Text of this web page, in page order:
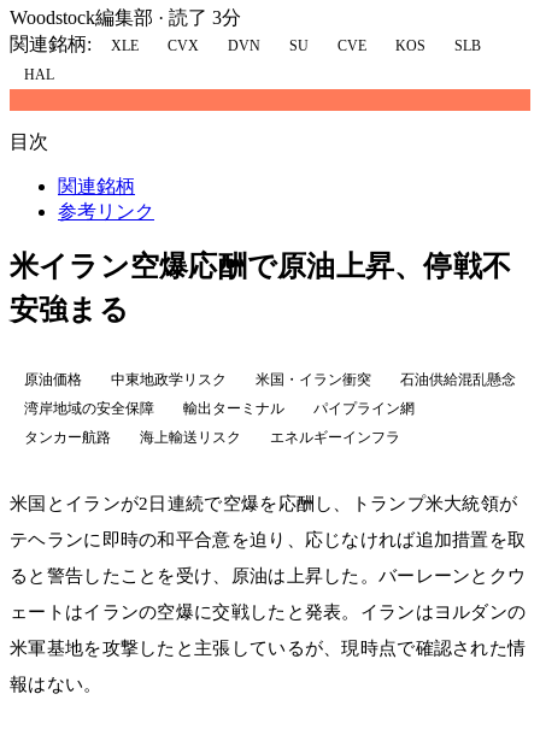
Woodstock編集部 · 読了 3分
関連銘柄:
XLE CVX DVN SU CVE KOS
SLB
HAL
目次
関連銘柄
参考リンク
米イラン空爆応酬で原油上昇、停戦不
安強まる
原油価格 中東地政学リスク 米国・イラン衝突
石油供給混乱懸念
湾岸地域の安全保障
輸出ターミナル
パイプライン網
タンカー航路
海上輸送リスク エネルギーインフラ
米国とイランが2日連続で空爆を応酬し、トランプ米大統領が
テヘランに即時の和平合意を迫り、応じなければ追加措置を取
ると警告したことを受け、原油は上昇した。バーレーンとクウ
ェートはイランの空爆に交戦したと発表。イランはヨルダンの
米軍基地を攻撃したと主張しているが、現時点で確認された情
報はない。